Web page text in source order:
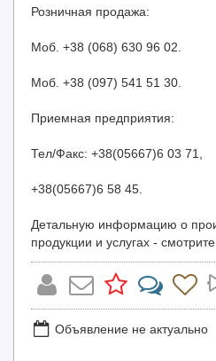
Розничная продажа:
Моб. +38 (068) 630 96 02.
Моб. +38 (097) 541 51 30.
Приемная предприятия:
Тел/Факс: +38(05667)6 03 71,
+38(05667)6 58 45.
Детальную информацию о
продукции и услугах -
Объявление не актуально